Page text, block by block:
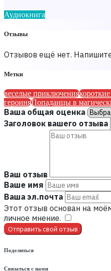
Аудиокнига
Отзывы
Отзывов ещё нет.
Метки
веселые приключения
героиняПопаданцы в
Ваша общая оценка
Заголовок вашего отзыва
Ваш отзыв
Ваше имя
Ваша эл.почта
Этот отзыв основан на
личное мнение.
Отправить свой отзыв
Поделиться
Связаться с нами